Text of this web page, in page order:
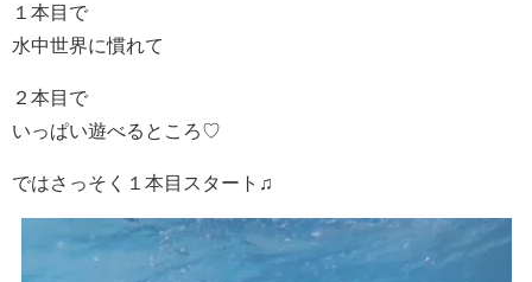
１本目で
水中世界に慣れて
２本目で
いっぱい遊べるところ♡
ではさっそく１本目スタート♫